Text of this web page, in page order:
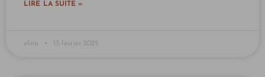
LIRE LA SUITE »
elina 13 février 2025